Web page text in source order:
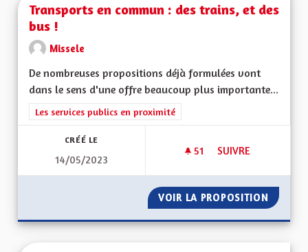
Transports en commun : des trains, et des
bus !
Missele
De nombreuses propositions déjà formulées vont
dans le sens d'une offre beaucoup plus importante...
Filtrer les résultats de la catégorie : Les services publics en
Les services publics en proximité
CRÉÉ LE
14/05/2023
51 51 ABONNÉS
SUIVRE
VOIR LA PROPOSITION